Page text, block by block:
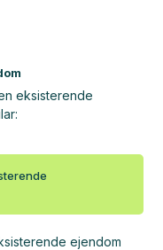
eksisterende
ejendom